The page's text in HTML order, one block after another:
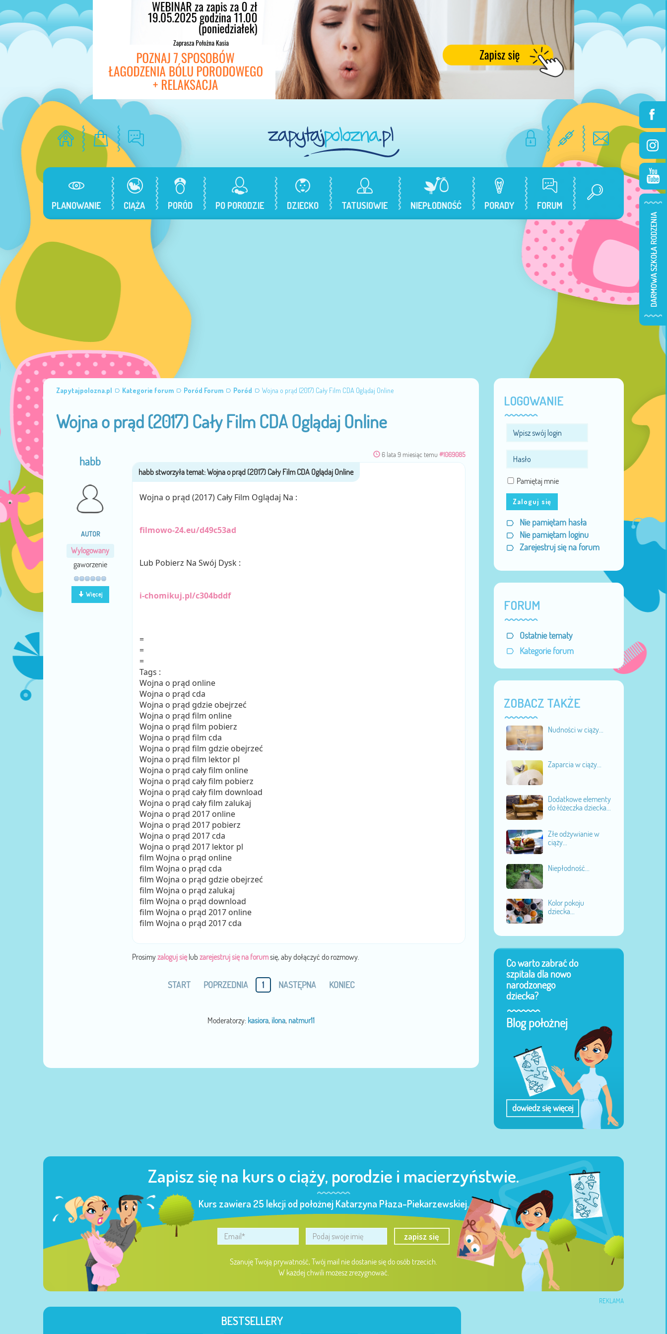
PLANOWANIE CIĄŻA PORÓD PO PORODZIE DZIECKO TATUSIOWIE NIEPŁODNOŚĆ PORADY FORUM
Zapytajpolozna.pl Kategorie forum Poród Forum Poród Wojna o prąd (2017) Cały Film CDA Oglądaj Online
Wojna o prąd (2017) Cały Film CDA Oglądaj Online
habb
AUTOR
Wylogowany
gaworzenie
Więcej
6 lata 9 miesiąc temu #1069085
Wojna o prąd (2017) Cały Film Oglądaj Na :
filmowo-24.eu/d49c53ad
Lub Pobierz Na Swój Dysk :
i-chomikuj.pl/c304bddf
=
=
=
Tags :
Wojna o prąd online
Wojna o prąd cda
Wojna o prąd gdzie obejrzeć
Wojna o prąd film online
Wojna o prąd film pobierz
Wojna o prąd film cda
Wojna o prąd film gdzie obejrzeć
Wojna o prąd film lektor pl
Wojna o prąd cały film online
Wojna o prąd cały film pobierz
Wojna o prąd cały film download
Wojna o prąd cały film zalukaj
Wojna o prąd 2017 online
Wojna o prąd 2017 pobierz
Wojna o prąd 2017 cda
Wojna o prąd 2017 lektor pl
film Wojna o prąd online
film Wojna o prąd cda
film Wojna o prąd gdzie obejrzeć
film Wojna o prąd zalukaj
film Wojna o prąd download
film Wojna o prąd 2017 online
film Wojna o prąd 2017 cda
Prosimyzaloguj sięlub zarejestruj się na forumsię, aby dołączyć do rozmowy.
START POPRZEDNIA 1 NASTĘPNA KONIEC
Moderatorzy: kasiora, ilona, natmur11
LOGOWANIE
Pamiętaj mnie
Zaloguj się
Nie pamiętam hasła
Nie pamiętam loginu
Zarejestruj się na forum
FORUM
Ostatnie tematy
Kategorie forum
ZOBACZ TAKŻE
Nudności w ciąży...
Zaparcia w ciąży...
Dodatkowe elementy
do łóżeczka dziecka...
Złe odżywianie w
ciąży...
Niepłodność...
Kolor pokoju
dziecka...
Co warto zabrać do
szpitala dla nowo
narodzonego
dziecka?
Blog położnej
dowiedz się więcej
Zapisz się na kurs o ciąży, porodzie i macierzyństwie.
Kurs zawiera 25 lekcji od położnej Katarzyna Płaza-Piekarzewskiej.
zapisz się
Szanuję Twoją prywatność, Twój mail nie dostanie się do osób trzecich.
W każdej chwili możesz zrezygnować.
REKLAMA
BESTSELLERY